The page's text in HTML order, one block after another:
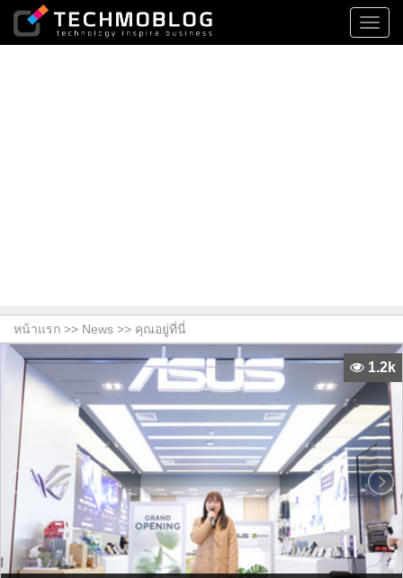
หน้าแรก >> News >> คุณอยู่ที่นี่
1.2k